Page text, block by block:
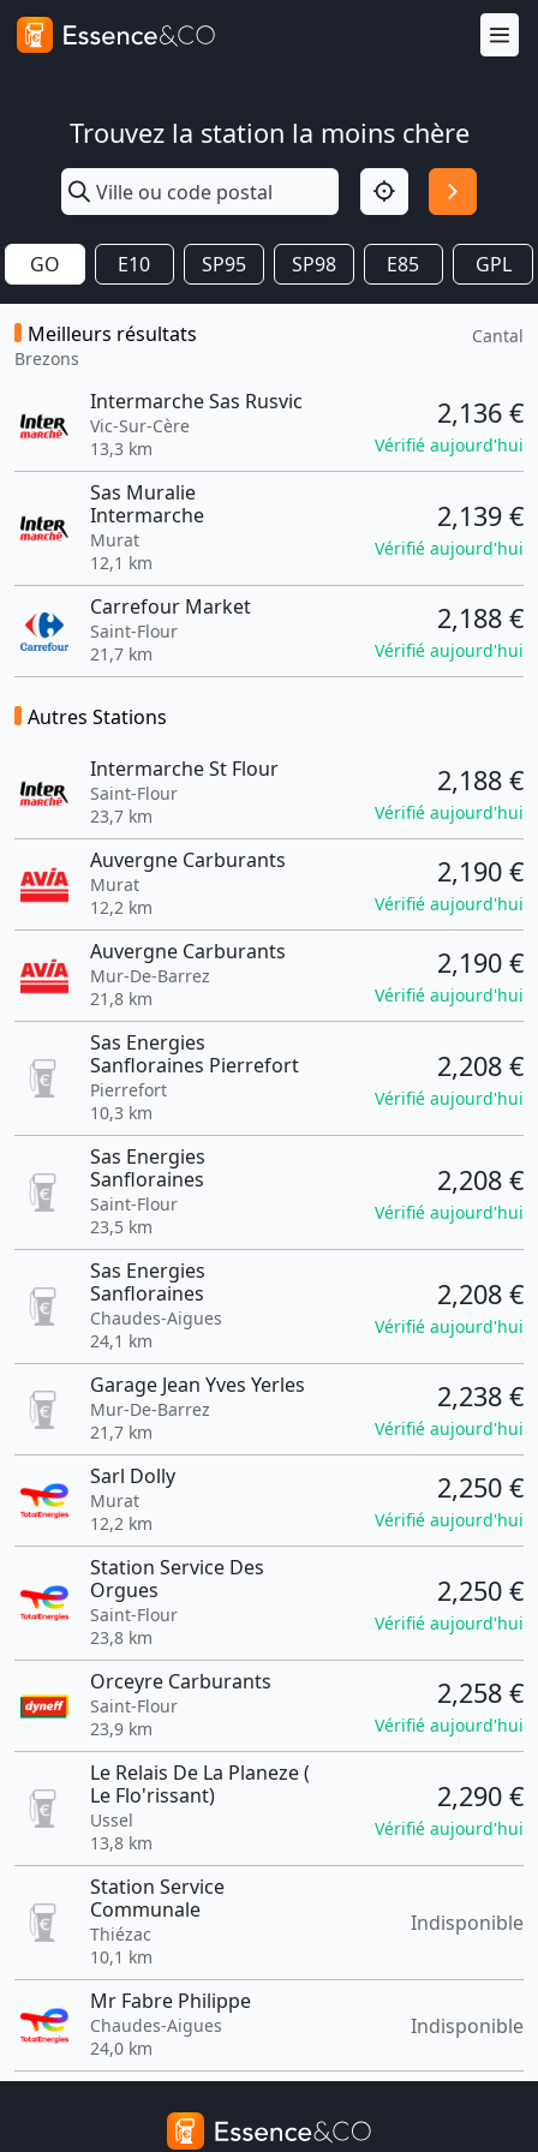
Trouvez la station la moins chère
GO E10 SP95 SP98 E85 GPL
Meilleurs résultats
Brezons
Cantal
Intermarche Sas Rusvic
Vic-Sur-Cère
13,3 km
2,136 €
Vérifié aujourd'hui
Sas Muralie
Intermarche
Murat
12,1 km
2,139 €
Vérifié aujourd'hui
Carrefour Market
Saint-Flour
21,7 km
2,188 €
Vérifié aujourd'hui
Autres Stations
Intermarche St Flour
Saint-Flour
23,7 km
2,188 €
Vérifié aujourd'hui
Auvergne Carburants
Murat
12,2 km
2,190 €
Vérifié aujourd'hui
Auvergne Carburants
Mur-De-Barrez
21,8 km
2,190 €
Vérifié aujourd'hui
Sas Energies
Sanfloraines Pierrefort
Pierrefort
10,3 km
2,208 €
Vérifié aujourd'hui
Sas Energies
Sanfloraines
Saint-Flour
23,5 km
2,208 €
Vérifié aujourd'hui
Sas Energies
Sanfloraines
Chaudes-Aigues
24,1 km
2,208 €
Vérifié aujourd'hui
Garage Jean Yves Yerles
Mur-De-Barrez
21,7 km
2,238 €
Vérifié aujourd'hui
Sarl Dolly
Murat
12,2 km
2,250 €
Vérifié aujourd'hui
Station Service Des
Orgues
Saint-Flour
23,8 km
2,250 €
Vérifié aujourd'hui
Orceyre Carburants
Saint-Flour
23,9 km
2,258 €
Vérifié aujourd'hui
Le Relais De La Planeze (
Le Flo'rissant)
Ussel
13,8 km
2,290 €
Vérifié aujourd'hui
Station Service
Communale
Thiézac
10,1 km
Indisponible
Mr Fabre Philippe
Chaudes-Aigues
24,0 km
Indisponible